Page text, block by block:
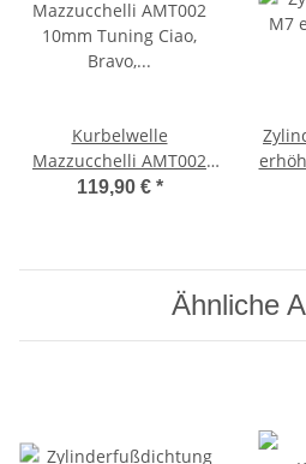
Kurbelwelle
Mazzucchelli AMT002
10mm Tuning Ciao,
119,90 € *
Ähnliche